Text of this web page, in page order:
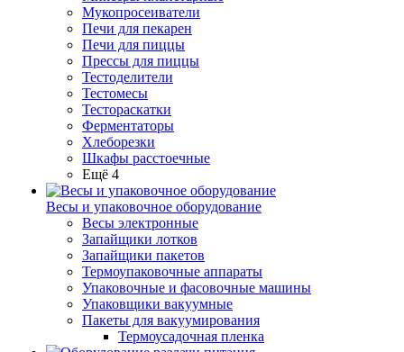
Мукопросеиватели
Печи для пекарен
Печи для пиццы
Прессы для пиццы
Тестоделители
Тестомесы
Тестораскатки
Ферментаторы
Хлеборезки
Шкафы расстоечные
Ещё 4
Весы и упаковочное оборудование
Весы электронные
Запайщики лотков
Запайщики пакетов
Термоупаковочные аппараты
Упаковочные и фасовочные машины
Упаковщики вакуумные
Пакеты для вакуумирования
Термоусадочная пленка